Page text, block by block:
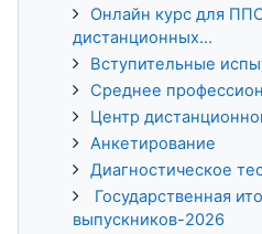
Онлайн курс для
дистанционных...
Вступительные
Среднее
Центр
Анкетирование
Диагностическое
Государственная
выпускников-2026